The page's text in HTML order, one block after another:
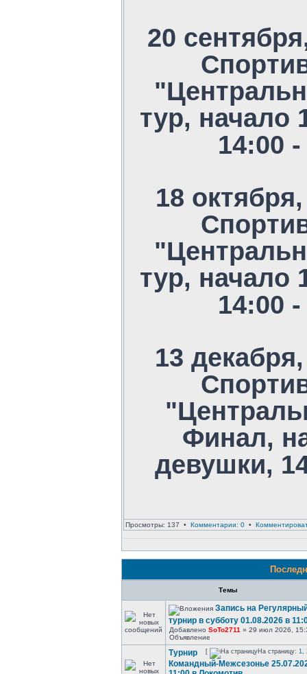
20
тур, начало
14:00
18
тур, начало
14:00
13
Финал,
девушки,
Просмотры: 137 • Комментарии: 0 •
Темы
Запись на
турнир в субботу 01.08.2026 в
Добавлено SoTo2711 » 29 июл 2026,
Объявление
[ На страницу: 1,
Турнир
Командный-Межсезонье